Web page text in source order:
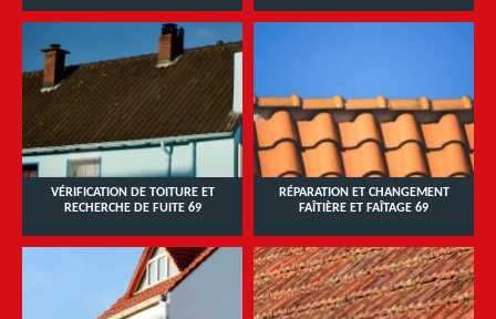
VÉRIFICATION DE TOITURE ET
RECHERCHE DE FUITE 69
RÉPARATION ET CHANGEMENT
FAÎTIÈRE ET FAÎTAGE 69